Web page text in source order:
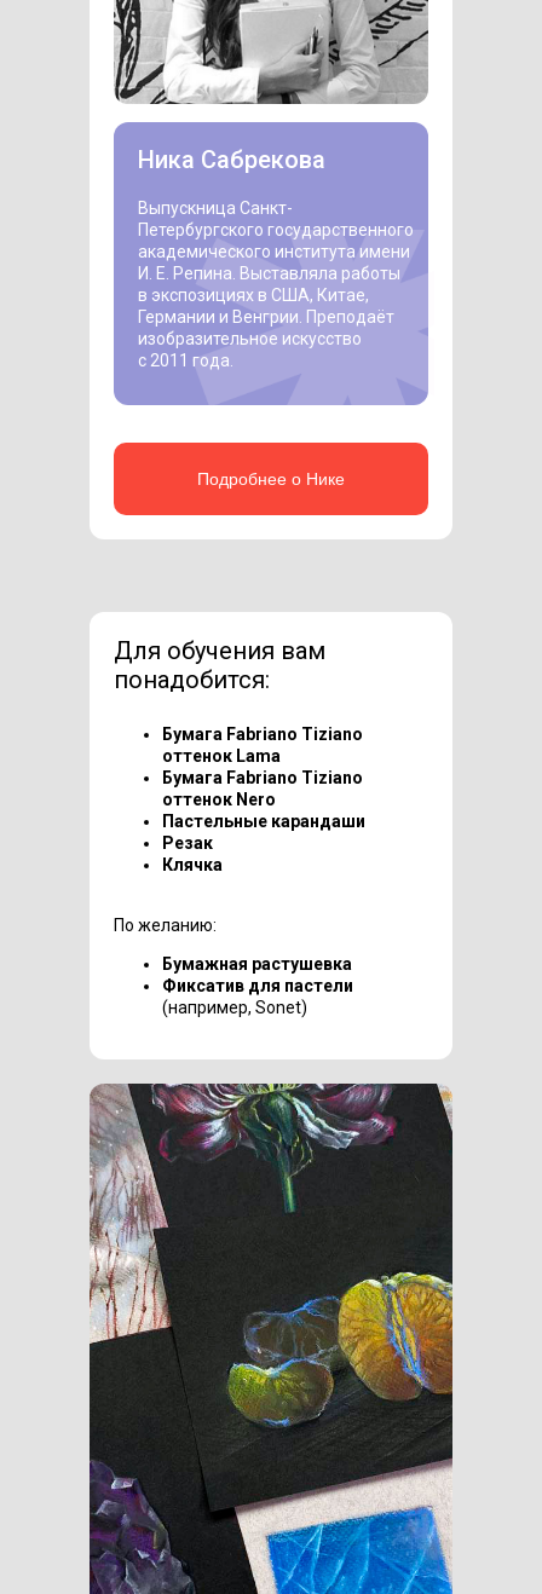
Выпускница Санкт-
Петербургского государственного
академического института имени
И. Е. Репина. Выставляла работы
в экспозициях в США, Китае,
Германии и Венгрии. Преподаёт
изобразительное искусство
с 2011 года.
Ника Сабрекова
Подробнее о Нике
Для обучения вам
понадобится:
Бумага Fabriano Tiziano
оттенок Lama
Бумага Fabriano Tiziano
оттенок Nero
Пастельные карандаши
Резак
Клячка
По желанию:
Бумажная растушевка
Фиксатив для пастели
(например, Sonet)